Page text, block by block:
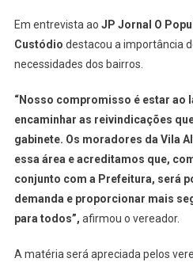
Em entrevista ao JP Jornal O
Custódio destacou a importância
necessidades dos bairros.
“Nosso compromisso é estar ao
encaminhar as reivindicações
gabinete. Os moradores da Vila
essa área e acreditamos que,
conjunto com a Prefeitura, será
demanda e proporcionar mais
para todos”, afirmou o vereador.
A matéria será apreciada pelos